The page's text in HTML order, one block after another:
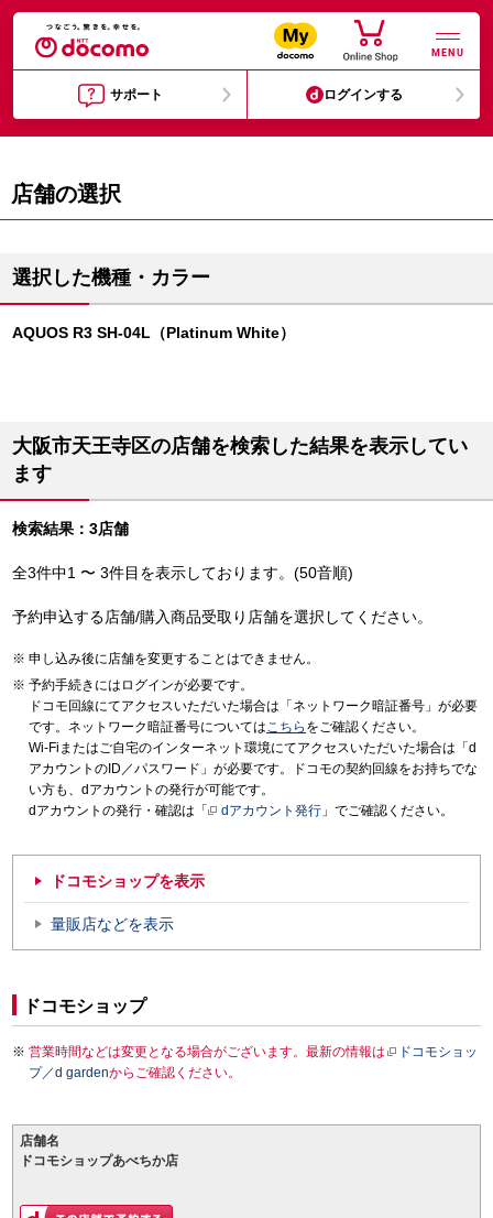
MENU
サポート ログインする
店舗の選択
選択した機種・カラー
AQUOS R3 SH-04L（Platinum White）
大阪市天王寺区の店舗を検索した結果を表示してい
ます
検索結果：3店舗
全3件中1 〜 3件目を表示しております。(50音順)
予約申込する店舗/購入商品受取り店舗を選択してください。
申し込み後に店舗を変更することはできません。
予約手続きにはログインが必要です。
ドコモ回線にてアクセスいただいた場合は「ネットワーク暗証番号」が必要
です。ネットワーク暗証番号についてはこちら をご確認ください。
Wi-Fiまたはご自宅のインターネット環境にてアクセスいただいた場合は「d
アカウントのID／パスワード」が必要です。ドコモの契約回線をお持ちでな
い方も、dアカウントの発行が可能です。
dアカウントの発行・確認は「
dアカウント発行 」でご確認ください。
ドコモショップを表示
量販店などを表示
ドコモショップ
営業時間などは変更となる場合がございます。最新の情報は
ドコモショッ
プ／d gardenからご確認ください。
店舗名
ドコモショップあべちか店